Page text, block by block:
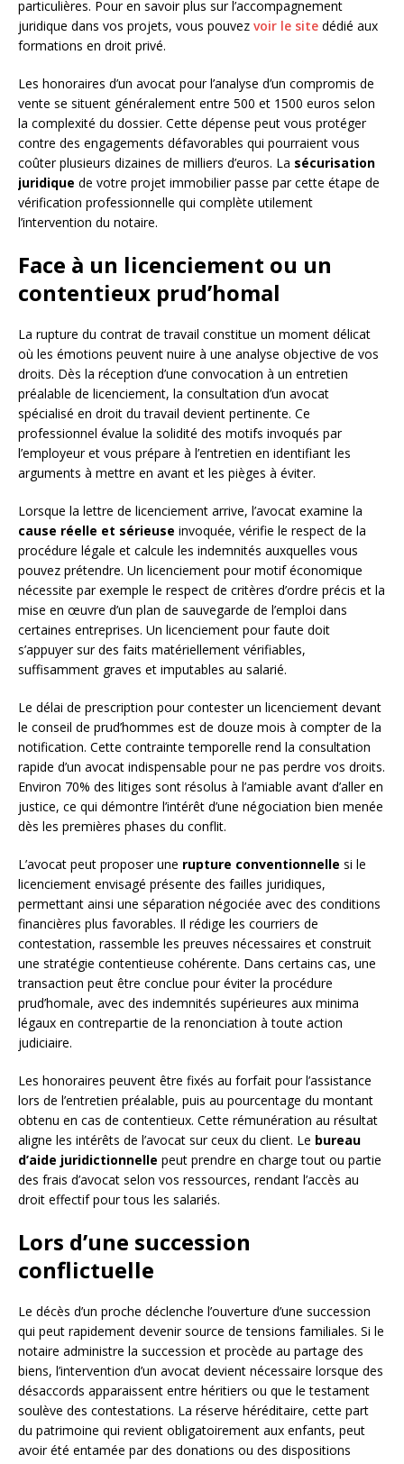
particulières. Pour en savoir plus sur l’accompagnement
juridique dans vos projets, vous pouvez voir le site dédié aux
formations en droit privé.
Les honoraires d’un avocat pour l’analyse d’un compromis de
vente se situent généralement entre 500 et 1500 euros selon
la complexité du dossier. Cette dépense peut vous protéger
contre des engagements défavorables qui pourraient vous
coûter plusieurs dizaines de milliers d’euros. La sécurisation
juridique de votre projet immobilier passe par cette étape de
vérification professionnelle qui complète utilement
l’intervention du notaire.
Face à un licenciement ou un
contentieux prud’homal
La rupture du contrat de travail constitue un moment délicat
où les émotions peuvent nuire à une analyse objective de vos
droits. Dès la réception d’une convocation à un entretien
préalable de licenciement, la consultation d’un avocat
spécialisé en droit du travail devient pertinente. Ce
professionnel évalue la solidité des motifs invoqués par
l’employeur et vous prépare à l’entretien en identifiant les
arguments à mettre en avant et les pièges à éviter.
Lorsque la lettre de licenciement arrive, l’avocat examine la
cause réelle et sérieuse invoquée, vérifie le respect de la
procédure légale et calcule les indemnités auxquelles vous
pouvez prétendre. Un licenciement pour motif économique
nécessite par exemple le respect de critères d’ordre précis et la
mise en œuvre d’un plan de sauvegarde de l’emploi dans
certaines entreprises. Un licenciement pour faute doit
s’appuyer sur des faits matériellement vérifiables,
suffisamment graves et imputables au salarié.
Le délai de prescription pour contester un licenciement devant
le conseil de prud’hommes est de douze mois à compter de la
notification. Cette contrainte temporelle rend la consultation
rapide d’un avocat indispensable pour ne pas perdre vos droits.
Environ 70% des litiges sont résolus à l’amiable avant d’aller en
justice, ce qui démontre l’intérêt d’une négociation bien menée
dès les premières phases du conflit.
L’avocat peut proposer une rupture conventionnelle si le
licenciement envisagé présente des failles juridiques,
permettant ainsi une séparation négociée avec des conditions
financières plus favorables. Il rédige les courriers de
contestation, rassemble les preuves nécessaires et construit
une stratégie contentieuse cohérente. Dans certains cas, une
transaction peut être conclue pour éviter la procédure
prud’homale, avec des indemnités supérieures aux minima
légaux en contrepartie de la renonciation à toute action
judiciaire.
Les honoraires peuvent être fixés au forfait pour l’assistance
lors de l’entretien préalable, puis au pourcentage du montant
obtenu en cas de contentieux. Cette rémunération au résultat
aligne les intérêts de l’avocat sur ceux du client. Le bureau
d’aide juridictionnelle peut prendre en charge tout ou partie
des frais d’avocat selon vos ressources, rendant l’accès au
droit effectif pour tous les salariés.
Lors d’une succession
conflictuelle
Le décès d’un proche déclenche l’ouverture d’une succession
qui peut rapidement devenir source de tensions familiales. Si le
notaire administre la succession et procède au partage des
biens, l’intervention d’un avocat devient nécessaire lorsque des
désaccords apparaissent entre héritiers ou que le testament
soulève des contestations. La réserve héréditaire, cette part
du patrimoine qui revient obligatoirement aux enfants, peut
avoir été entamée par des donations ou des dispositions